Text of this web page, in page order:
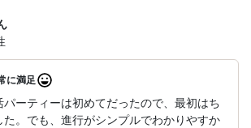
に満足
パーティーは初めてだったので、最初はち
た。でも、進行がシンプルでわかりやすか